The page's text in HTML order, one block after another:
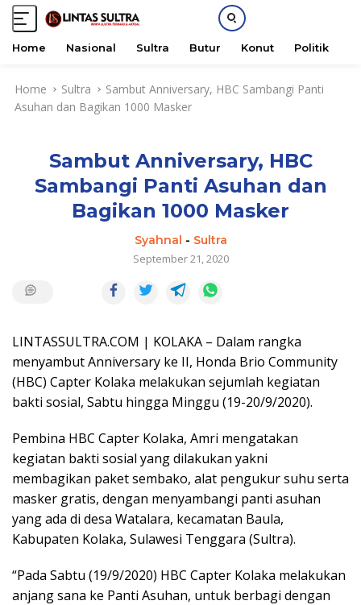
Home Nasional Sultra Butur Konut Politik
Home Sultra
Sambut Anniversary, HBC Sambangi Panti
Asuhan dan Bagikan 1000 Masker
Sambut Anniversary, HBC
Sambangi Panti Asuhan dan
Bagikan 1000 Masker
Syahnal - Sultra
September 21, 2020
LINTASSULTRA.COM | KOLAKA – Dalam rangka
menyambut Anniversary ke II, Honda Brio Community
(HBC) Capter Kolaka melakukan sejumlah kegiatan
bakti sosial, Sabtu hingga Minggu (19-20/9/2020).
Pembina HBC Capter Kolaka, Amri mengatakan
kegiatan bakti sosial yang dilakukan yakni
membagikan paket sembako, alat pengukur suhu serta
masker gratis, dengan menyambangi panti asuhan
yang ada di desa Watalara, kecamatan Baula,
Kabupaten Kolaka, Sulawesi Tenggara (Sultra).
“Pada Sabtu (19/9/2020) HBC Capter Kolaka melakukan
anjang sana ke Panti Asuhan, untuk berbagi dengan